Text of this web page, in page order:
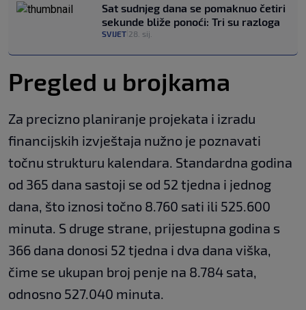
Sat sudnjeg dana se pomaknuo četiri
sekunde bliže ponoći: Tri su razloga
SVIJET 28. sij.
Pregled u brojkama
Za precizno planiranje projekata i izradu
financijskih izvještaja nužno je poznavati
točnu strukturu kalendara. Standardna godina
od 365 dana sastoji se od 52 tjedna i jednog
dana, što iznosi točno 8.760 sati ili 525.600
minuta. S druge strane, prijestupna godina s
366 dana donosi 52 tjedna i dva dana viška,
čime se ukupan broj penje na 8.784 sata,
odnosno 527.040 minuta.